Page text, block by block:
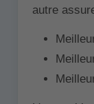
autre